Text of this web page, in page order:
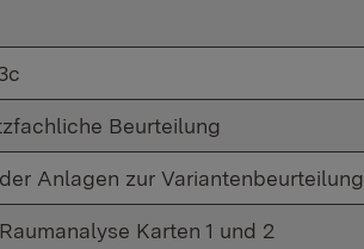
Beurteilung
Anlagen zur Variantenbeurteilung
Karten 1 und 2